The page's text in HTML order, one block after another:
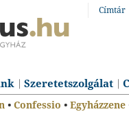
Címtár
Szeretetszolgálat
• Confessio • Egyházzene